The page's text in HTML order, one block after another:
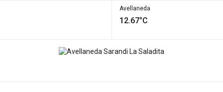
Avellaneda
12.67°C